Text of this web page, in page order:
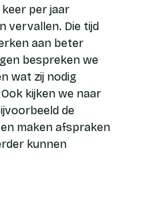
keer per jaar
vervallen. Die tijd
aan beter
bespreken we
wat zij nodig
kijken we naar
de
maken afspraken
kunnen